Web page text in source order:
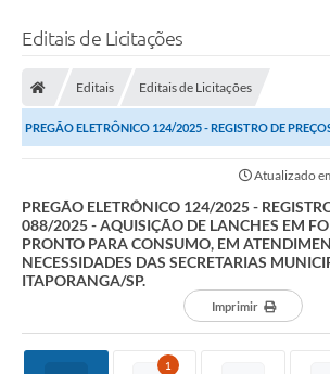
Publicações Oficiais
Lei Aldir Blanc
CTM
Editais de Licitações
Editais Editais de Licitações
PREGÃO ELETRÔNICO 124/2025 - REGISTRO DE
Atualizado
PREGÃO ELETRÔNICO 124/2025 -
088/2025 - AQUISIÇÃO DE LANCHES EM
PRONTO PARA CONSUMO, EM
NECESSIDADES DAS SECRETARIAS
ITAPORANGA/SP.
Imprimir
1